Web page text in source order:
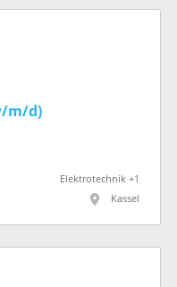
m/d)
Elektrotechnik +1
Kassel